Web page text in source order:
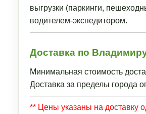
выгрузки (паркинги,
водителем-экспедитором.
Доставка по
Минимальная стоимость
Доставка за пределы города
** Цены указаны на доставку